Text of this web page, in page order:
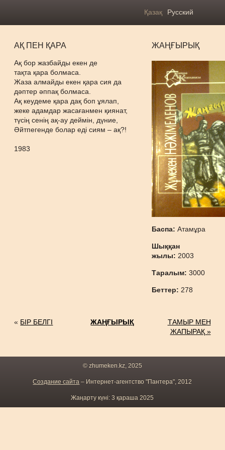
Қазақ Русский
АҚ ПЕН ҚАРА
Ақ бор жазбайды екен де
тақта қара болмаса.
Жаза алмайды екен қара сия да
дәптер әппақ болмаса.
Ақ кеудеме қара дақ боп ұялап,
жеке адамдар жасағанмен қиянат,
түсің сенің ақ-ау деймін, дүние,
Әйтпегенде болар еді сиям – ақ?!
1983
ЖАҢҒЫРЫҚ
Баспа:Атамұра
Шыққан
жылы: 2003
Таралым:3000
Беттер: 278
« БІР БЕЛГІ ЖАҢҒЫРЫҚ
ТАМЫР МЕН
ЖАПЫРАҚ »
© zhumeken.kz, 2025
Создание сайта – Интернет-агентство "Пантера", 2012
Жаңарту күні: 3 қараша 2025